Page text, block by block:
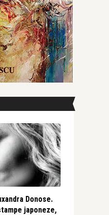
Donose.
japoneze,